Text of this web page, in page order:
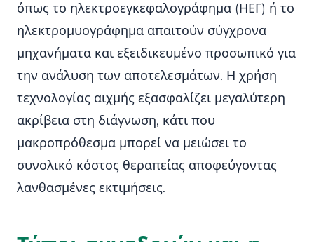
όπως το ηλεκτροεγκεφαλογράφημα (ΗΕΓ) ή το
ηλεκτρομυογράφημα απαιτούν σύγχρονα
μηχανήματα και εξειδικευμένο προσωπικό για
την ανάλυση των αποτελεσμάτων. Η χρήση
τεχνολογίας αιχμής εξασφαλίζει μεγαλύτερη
ακρίβεια στη διάγνωση, κάτι που
μακροπρόθεσμα μπορεί να μειώσει το
συνολικό κόστος θεραπείας αποφεύγοντας
λανθασμένες εκτιμήσεις.